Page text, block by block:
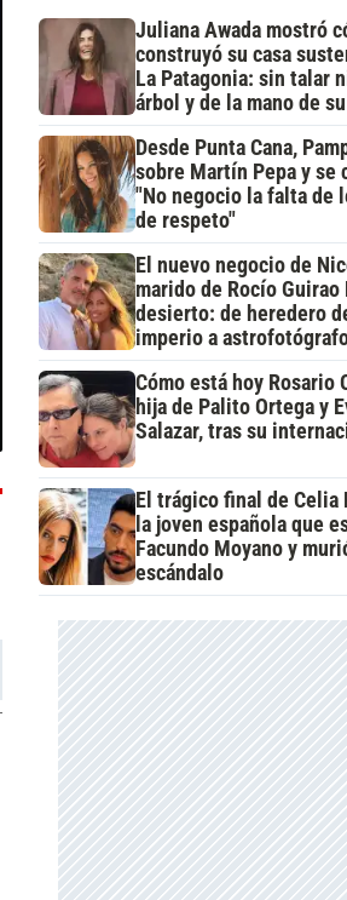
Juliana Awada mostró
construyó su casa
La Patagonia: sin talar
árbol y de la mano de
Desde Punta Cana,
sobre Martín Pepa y se
"No negocio la falta de
de respeto"
El nuevo negocio de
marido de Rocío Guirao
desierto: de heredero
imperio a
Cómo está hoy Rosario
hija de Palito Ortega y
Salazar, tras su
El trágico final de Celia
la joven española que
Facundo Moyano y
escándalo